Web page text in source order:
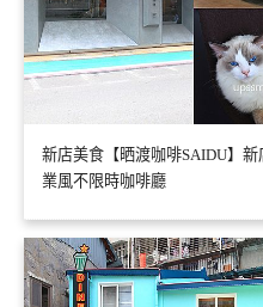
新店美食【晒渡咖啡SAIDU】
業風不限時咖啡廳